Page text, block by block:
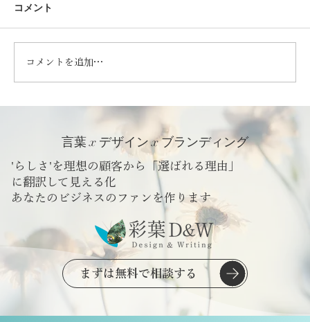
言葉 x デザイン x ブランディング
'らしさ'を理想の顧客から「選ばれる理由」
に翻訳して見える化
​あなたのビジネスのファンを作ります
まずは無料で相談する
日本の食66「昔ながらの塩」 | さくっとフ
コメント
コメントを追加…